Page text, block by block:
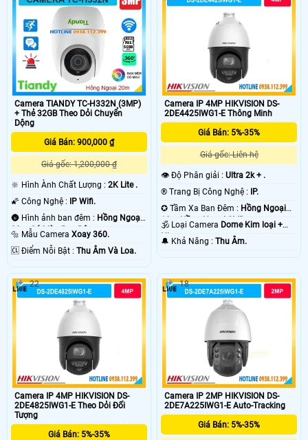
Camera TIANDY TC-H332N (3MP)
+ Thẻ 32GB Theo Dỏi Chuyển
Dộng
Giá Bán: 900,000 ₫
Giá gốc: 1,200,000 ₫
🔆 Hình Ành Chất Lượng : 2K Lite .
🌠 Công Nghệ :
IP Wifi.
🌚 Hình ảnh ban đêm : Hồng Ngoại
20m Có Màu Ban Ðêm.
🔩 Mẫu Camera Xoay 360.
️🆑 Điểm Nỗi Bật : Thu Âm Và Loa.
Camera IP 4MP HIKVISION DS-
2DE4425IWG1-E Thông Minh
Giá Bán: 5%-35%
Giá gốc: Liên hệ
👁 Độ Phân giải :Ultra 2k + .
®️ Trang Bị Công Nghệ :
IP.
✪ Tầm Xa Ban Đêm : Hồng Ngoại
10m Hồng Ngoại SMD.
🕉️ Loại Camera Dome Kim loại +
Nhựa.
️🔔 Khả Năng :Thu Âm.
Camera IP 4MP HIKVISION DS-
2DE4825IWG1-E Theo Dỏi Đối
Tượng
Giá Bán: 5%-35%
22
Camera IP 2MP HIKVISION DS-
2DE7A225IWG1-E Auto-Tracking
Giá Bán: 5%-35%
18